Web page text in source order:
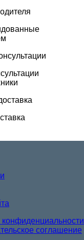
конфиденциальности
соглашение